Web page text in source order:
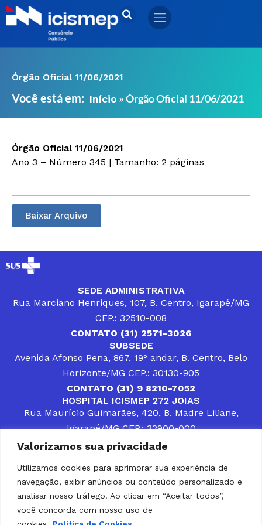
Valorizamos sua privacidade
Utilizamos cookies para aprimorar sua experiência de
navegação, exibir anúncios ou conteúdo personalizado e
analisar nosso tráfego. Ao clicar em “Aceitar todos”,
você concorda com nosso uso de
Ir
para
Órgão Oficial 11/06/2021
Você está em: Início »Órgão Oficial 11/06/2021
Órgão Oficial 11/06/2021
Ano 3 – Número 345 | Tamanho: 2 páginas
Baixar Arquivo
SEDE ADMINISTRATIVA
Rua Marciano Henriques, 107, B. Centro, Igarapé/MG
CEP.: 32510-008
CONTATO (31) 2571-3026
SUBSEDE
Avenida Afonso Pena, 867, 19° andar, B. Centro, Belo
Horizonte/MG CEP.: 30130-905
CONTATO (31) 9 8210-7052
HOSPITAL ICISMEP 272 JOIAS
Rua Maurício Guimarães, 420, B. Madre Liliane,
Igarapé/MG CEP.: 32900-000
CONTATOS (31) 3512-4400 ou (31) 9 8309-8660
DESENVOLVER SOLUÇÕES, AÇÕES E SERVIÇOS
PÚBLICOS QUE COMPLEMENTEM A ASSISTÊNCIA À
POPULAÇÃO DA REGIÃO EM QUE ATUA, SENDO
PARCEIRO DOS MUNICÍPIOS CONSORCIADOS NA
SOLUÇÃO DE DIFICULDADES ENFRENTADAS POR
GESTORES MUNICIPAIS, É O COMPROMISSO DO
ICISMEP.